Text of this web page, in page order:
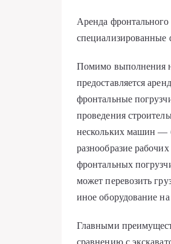
Аренда
специализированные
Помимо выполнения
предоставляется
фронтальные
проведения
нескольких машин —
разнообразие
фронтальных
может перевозить
иное оборудование
Главными
сравнению с